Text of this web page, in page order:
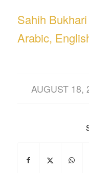
Sahih
Arabic,
AUGUST 18,
/